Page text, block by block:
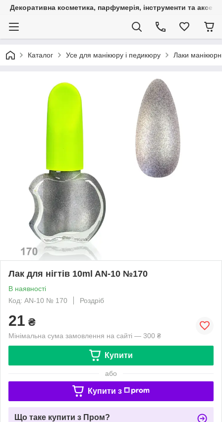
Декоративна косметика, парфумерія, інструменти та
Каталог Усе для манікюру і педикюру Лаки
Лак для нігтів 10ml AN-10 №170
В наявності
Код: AN-10 № 170
Роздріб
21 ₴
Мінімальна сума замовлення на сайті — 300 ₴
Купити
або
Купити з
Що таке купити з Пром?